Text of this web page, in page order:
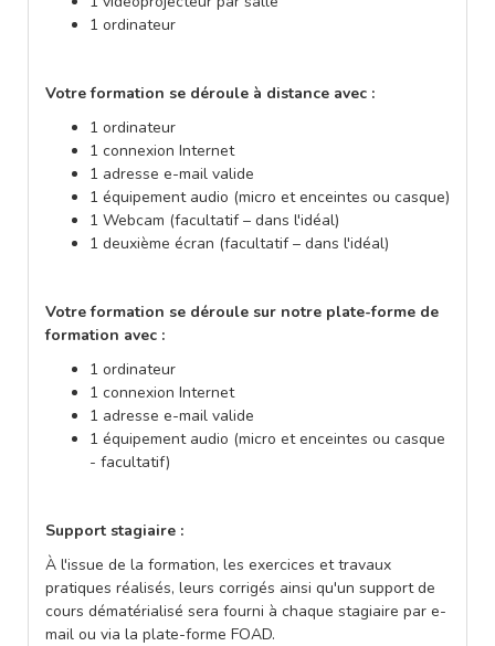
1 ordinateur
Votre formation se déroule à distance avec :
1 ordinateur
1 connexion Internet
1 adresse e-mail valide
1 équipement audio (micro et enceintes ou casque)
1 Webcam (facultatif – dans l'idéal)
1 deuxième écran (facultatif – dans l'idéal)
Votre formation se déroule sur notre plate-forme de
formation avec :
1 ordinateur
1 connexion Internet
1 adresse e-mail valide
1 équipement audio (micro et enceintes ou casque
- facultatif)
Support stagiaire :
À l'issue de la formation, les exercices et travaux
pratiques réalisés, leurs corrigés ainsi qu'un support de
cours dématérialisé sera fourni à chaque stagiaire par e-
mail ou via la plate-forme FOAD.